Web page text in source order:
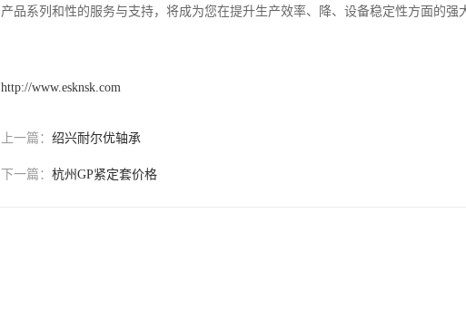
产品系列和性的服务与支持，将成为您在提升生产效率、降、设备稳定性方面的强
http://www.esknsk.com
上一篇： 绍兴耐尔优轴承
下一篇： 杭州GP紧定套价格